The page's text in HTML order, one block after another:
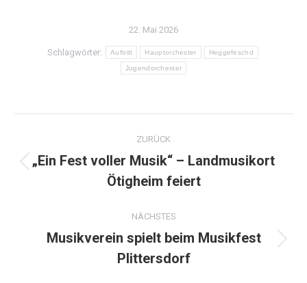
22. Mai 2026
Schlagwörter: Auftritt Hauptorchester Heggefeschd
Jugendorchester
Kommentarnavigation
ZURÜCK
Vorheriger
Beitrag:
„Ein Fest voller Musik“ – Landmusikort
Ötigheim feiert
NÄCHSTES
Nächster
Beitrag:
Musikverein spielt beim Musikfest
Plittersdorf